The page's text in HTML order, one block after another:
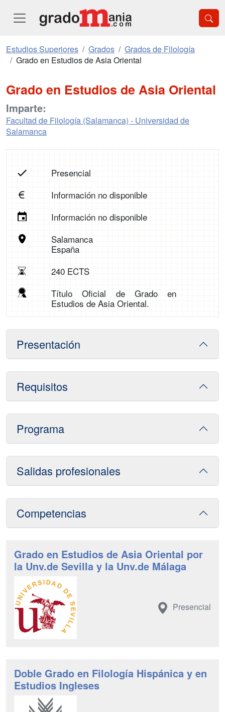
Estudios Superiores Grados
Grados de Filología
Grado en Estudios de Asia Oriental
Grado en Estudios de Asia Oriental
Imparte:
Facultad de Filología (Salamanca) - Universidad de
Salamanca
Presencial
Información no disponible
Información no disponible
Salamanca
España
240 ECTS
Título Oficial de Grado en
Estudios de Asia Oriental.
Presentación
Requisitos
Programa
Salidas profesionales
Competencias
Grado en Estudios de Asia Oriental por
la Unv.de Sevilla y la Unv.de Málaga
Presencial
Doble Grado en Filología Hispánica y en
Estudios Ingleses